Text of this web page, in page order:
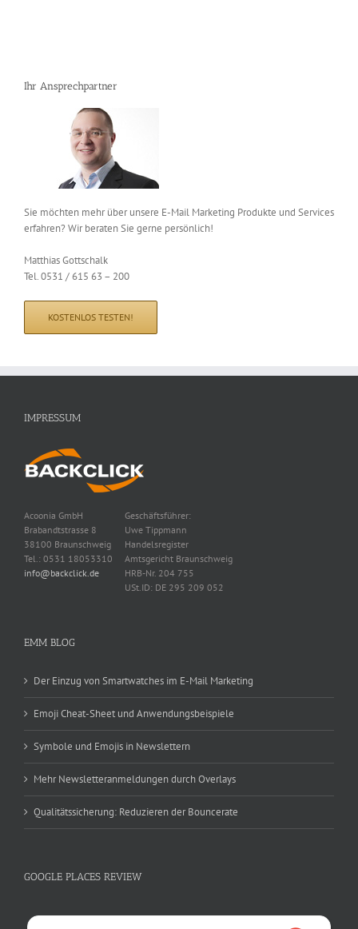
Ihr Ansprechpartner
Sie möchten mehr über unsere E-Mail Marketing Produkte und Services
erfahren? Wir beraten Sie gerne persönlich!
Matthias Gottschalk
Tel. 0531 / 615 63 – 200
KOSTENLOS TESTEN!
IMPRESSUM
Acoonia GmbH
Brabandtstrasse 8
38100 Braunschweig
Tel.: 0531 18053310
info@backclick.de
Geschäftsführer:
Uwe Tippmann
Handelsregister
Amtsgericht Braunschweig
HRB-Nr. 204 755
USt.ID: DE 295 209 052
EMM BLOG
Der Einzug von Smartwatches im E-Mail Marketing
Emoji Cheat-Sheet und Anwendungsbeispiele
Symbole und Emojis in Newslettern
Mehr Newsletteranmeldungen durch Overlays
Qualitätssicherung: Reduzieren der Bouncerate
GOOGLE PLACES REVIEW